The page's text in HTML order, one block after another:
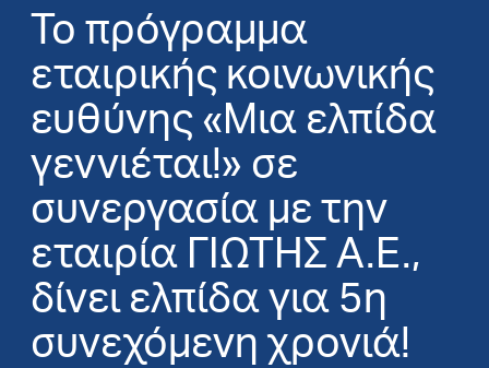
Το πρόγραμμα
εταιρικής κοινωνικής
ευθύνης «Μια ελπίδα
γεννιέται!» σε
συνεργασία με την
εταιρία ΓΙΩΤΗΣ Α.Ε.,
δίνει ελπίδα για 5η
συνεχόμενη χρονιά!